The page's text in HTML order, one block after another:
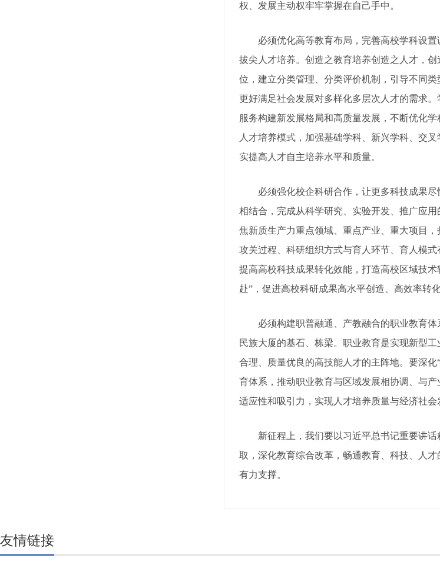
权、发展主动权牢牢掌握在自己手中。
必须优化高等教育布局，完善高校学科设置
拔尖人才培养。创造之教育培养创造之人才，
位，建立分类管理、分类评价机制，引导不同
更好满足社会发展对多样化多层次人才的需求
服务构建新发展格局和高质量发展，不断优化
人才培养模式，加强基础学科、新兴学科、交
实提高人才自主培养水平和质量。
必须强化校企科研合作，让更多科技成果尽
相结合，完成从科学研究、实验开发、推广应
焦新质生产力重点领域、重点产业、重大项目
攻关过程、科研组织方式与育人环节、育人模
提高高校科技成果转化效能，打造高校区域技
赴”，促进高校科研成果高水平创造、高效率转
必须构建职普融通、产教融合的职业教育体
民族大厦的基石、栋梁。职业教育是实现新型
合理、质量优良的高技能人才的主阵地。要深
育体系，推动职业教育与区域发展相协调、与
适应性和吸引力，实现人才培养质量与经济社会
新征程上，我们要以习近平总书记重要讲话
取，深化教育综合改革，畅通教育、科技、人
有力支撑。
友情链接